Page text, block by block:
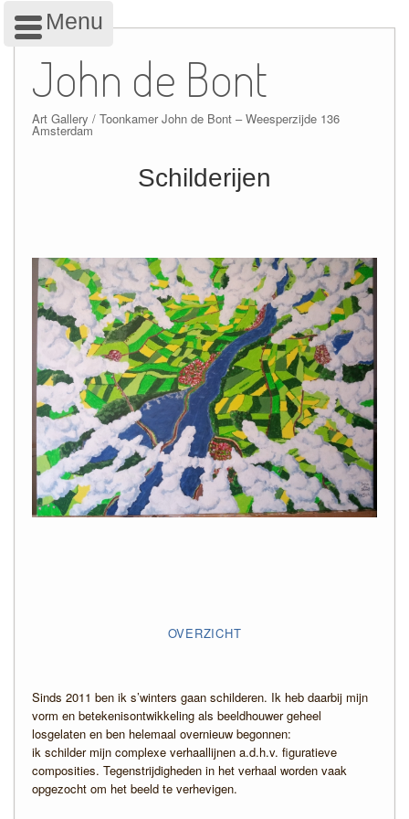
Skip
content
John de Bont
Art Gallery / Toonkamer John de Bont – Weesperzijde 136
Amsterdam
Schilderijen
OVERZICHT
Sinds 2011 ben ik s’winters gaan schilderen. Ik heb daarbij mijn
vorm en betekenisontwikkeling als beeldhouwer geheel
losgelaten en ben helemaal overnieuw begonnen:
ik schilder mijn complexe verhaallijnen a.d.h.v. figuratieve
composities. Tegenstrijdigheden in het verhaal worden vaak
opgezocht om het beeld te verhevigen.
Menu